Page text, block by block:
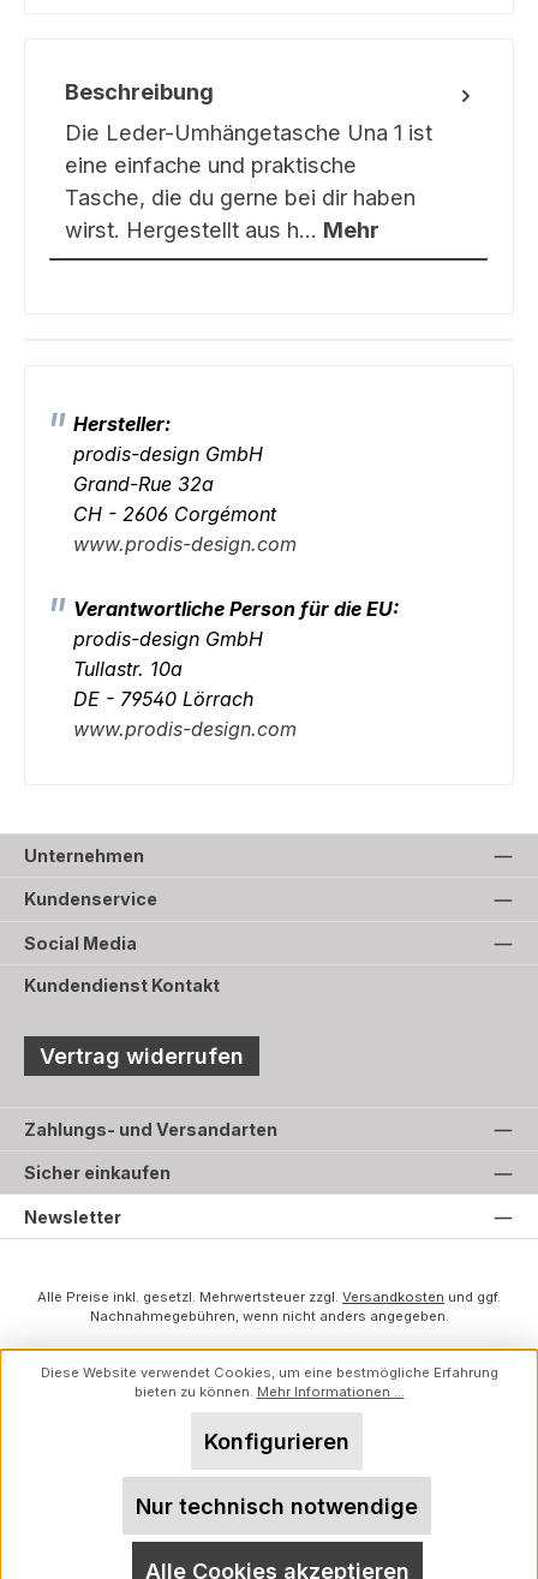
Beschreibung
Die Leder-Umhängetasche Una 1 ist
eine einfache und praktische
Tasche, die du gerne bei dir haben
wirst. Hergestellt aus h… Mehr
Hersteller:
prodis-design GmbH
Grand-Rue 32a
CH - 2606 Corgémont
www.prodis-design.com
Verantwortliche Person für die EU:
prodis-design GmbH
Tullastr. 10a
DE - 79540 Lörrach
www.prodis-design.com
Unternehmen
Kundenservice
Social Media
Kundendienst Kontakt
Vertrag widerrufen
Zahlungs- und Versandarten
Sicher einkaufen
Newsletter
Alle Preise inkl. gesetzl. Mehrwertsteuer zzgl. Versandkosten und ggf.
Nachnahmegebühren, wenn nicht anders angegeben.
Diese Website verwendet Cookies, um eine bestmögliche Erfahrung
bieten zu können. Mehr Informationen ...
Nur technisch notwendige
Konfigurieren
Alle Cookies akzeptieren